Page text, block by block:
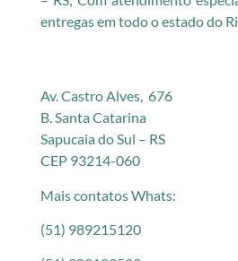
entregas em todo o estado do
Av. Castro Alves, 676
B. Santa Catarina
Sapucaia do Sul – RS
CEP 93214-060
Mais contatos Whats:
(51) 989215120